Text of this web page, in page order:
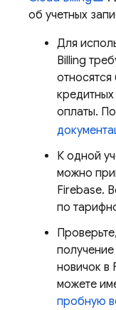
об учетных
Для
Billing
оплаты.
К одной
можно
Firebase.
по
новичок в
можете
пробную